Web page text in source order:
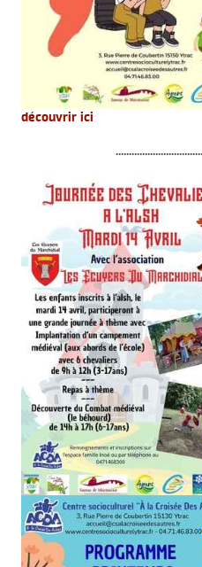
découvrir ici